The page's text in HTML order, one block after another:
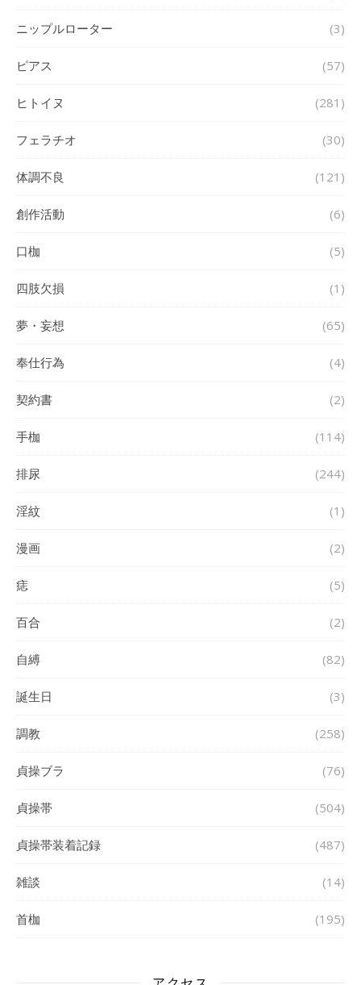
ニップルローター (3)
ピアス (57)
ヒトイヌ (281)
フェラチオ (30)
体調不良 (121)
創作活動 (6)
口枷 (5)
四肢欠損 (1)
夢・妄想 (65)
奉仕行為 (4)
契約書 (2)
手枷 (114)
排尿 (244)
淫紋 (1)
漫画 (2)
痣 (5)
百合 (2)
自縛 (82)
誕生日 (3)
調教 (258)
貞操ブラ (76)
貞操帯 (504)
貞操帯装着記録 (487)
雑談 (14)
首枷 (195)